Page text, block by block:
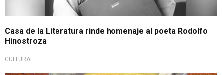
Casa de la Literatura rinde homenaje al poeta Rodolfo
Hinostroza
CULTURAL